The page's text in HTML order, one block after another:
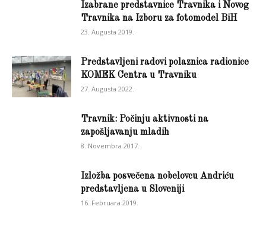
Izabrane predstavnice Travnika i Novog
Travnika na Izboru za fotomodel BiH
23. Augusta 2019.
Predstavljeni radovi polaznica radionice
KOMEK Centra u Travniku
27. Augusta 2022.
Travnik: Počinju aktivnosti na
zapošljavanju mladih
8. Novembra 2017.
Izložba posvečena nobelovcu Andriću
predstavljena u Sloveniji
16. Februara 2019.